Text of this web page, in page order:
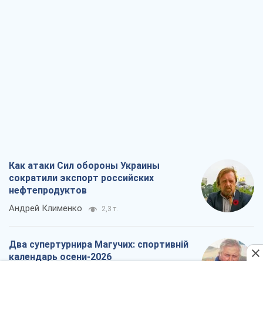
Как атаки Сил обороны Украины
сократили экспорт российских
нефтепродуктов
Андрей Клименко 2,3 т.
Два супертурнира Магучих: спортивній
календарь осени-2026